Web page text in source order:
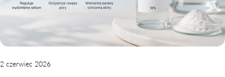
2 czerwiec 2026